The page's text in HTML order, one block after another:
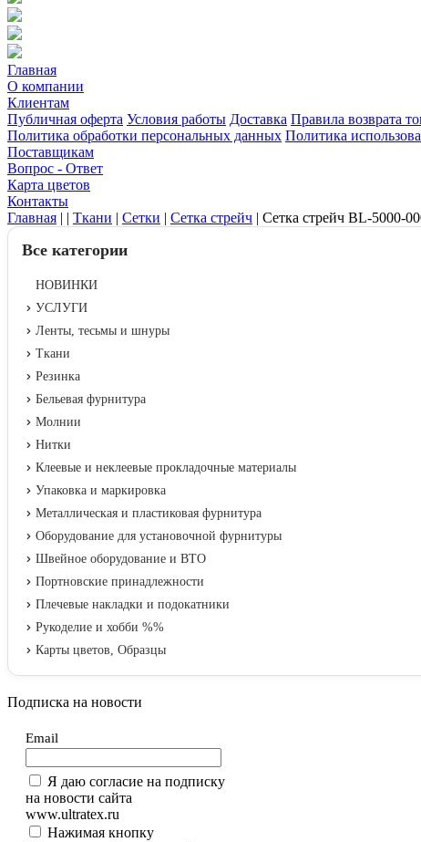
Главная
О компании
Клиентам
Публичная оферта Условия работы Доставка Правила возврата
Политика обработки персональных данных Политика
Поставщикам
Вопрос - Ответ
Карта цветов
Контакты
Главная | | Ткани | Сетки | Сетка стрейч | Сетка стрейч BL-5000-
Все категории
НОВИНКИ
УСЛУГИ
Ленты, тесьмы и шнуры
Ткани
Резинка
Бельевая фурнитура
Молнии
Нитки
Клеевые и неклеевые прокладочные материалы
Упаковка и маркировка
Металлическая и пластиковая фурнитура
Оборудование для установочной фурнитуры
Швейное оборудование и ВТО
Портновские принадлежности
Плечевые накладки и подокатники
Рукоделие и хобби %%
Карты цветов, Образцы
Подписка на новости
Email
Я даю согласие на подписку
на новости сайта
www.ultratex.ru
Нажимая кнопку